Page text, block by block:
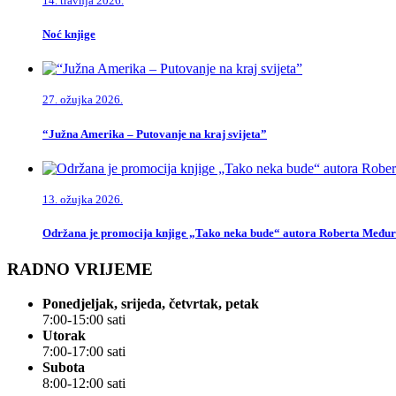
Noć knjige
27. ožujka 2026.
“Južna Amerika – Putovanje na kraj svijeta”
13. ožujka 2026.
Održana je promocija knjige „Tako neka bude“ autora Roberta
RADNO VRIJEME
Ponedjeljak, srijeda, četvrtak, petak
7:00-15:00 sati
Utorak
7:00-17:00 sati
Subota
8:00-12:00 sati